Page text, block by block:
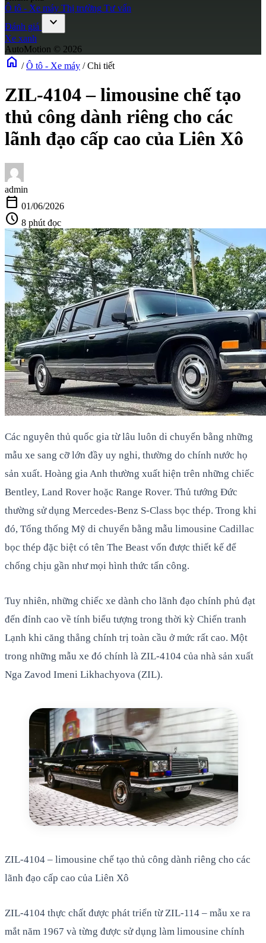
Ô tô - Xe máy Thị trường Tư vấn
Đánh giá
expand_more
Xe xanh
AutoMotion © 2026
home / Ô tô - Xe máy / Chi tiết
ZIL-4104 – limousine chế tạo
thủ công dành riêng cho các
lãnh đạo cấp cao của Liên Xô
admin
calendar_today 01/06/2026
schedule 8 phút đọc
Các nguyên thủ quốc gia từ lâu luôn di chuyển bằng những
mẫu xe sang cỡ lớn đầy uy nghi, thường do chính nước họ
sản xuất. Hoàng gia Anh thường xuất hiện trên những chiếc
Bentley, Land Rover hoặc Range Rover. Thủ tướng Đức
thường sử dụng Mercedes-Benz S-Class bọc thép. Trong khi
đó, Tổng thống Mỹ di chuyển bằng mẫu limousine Cadillac
bọc thép đặc biệt có tên The Beast vốn được thiết kế để
chống chịu gần như mọi hình thức tấn công.
Tuy nhiên, những chiếc xe dành cho lãnh đạo chính phủ đạt
đến đỉnh cao về tính biểu tượng trong thời kỳ Chiến tranh
Lạnh khi căng thẳng chính trị toàn cầu ở mức rất cao. Một
trong những mẫu xe đó chính là ZIL-4104 của nhà sản xuất
Nga Zavod Imeni Likhachyova (ZIL).
ZIL-4104 – limousine chế tạo thủ công dành riêng cho các
lãnh đạo cấp cao của Liên Xô
ZIL-4104 thực chất được phát triển từ ZIL-114 – mẫu xe ra
mắt năm 1967 và từng được sử dụng làm limousine chính